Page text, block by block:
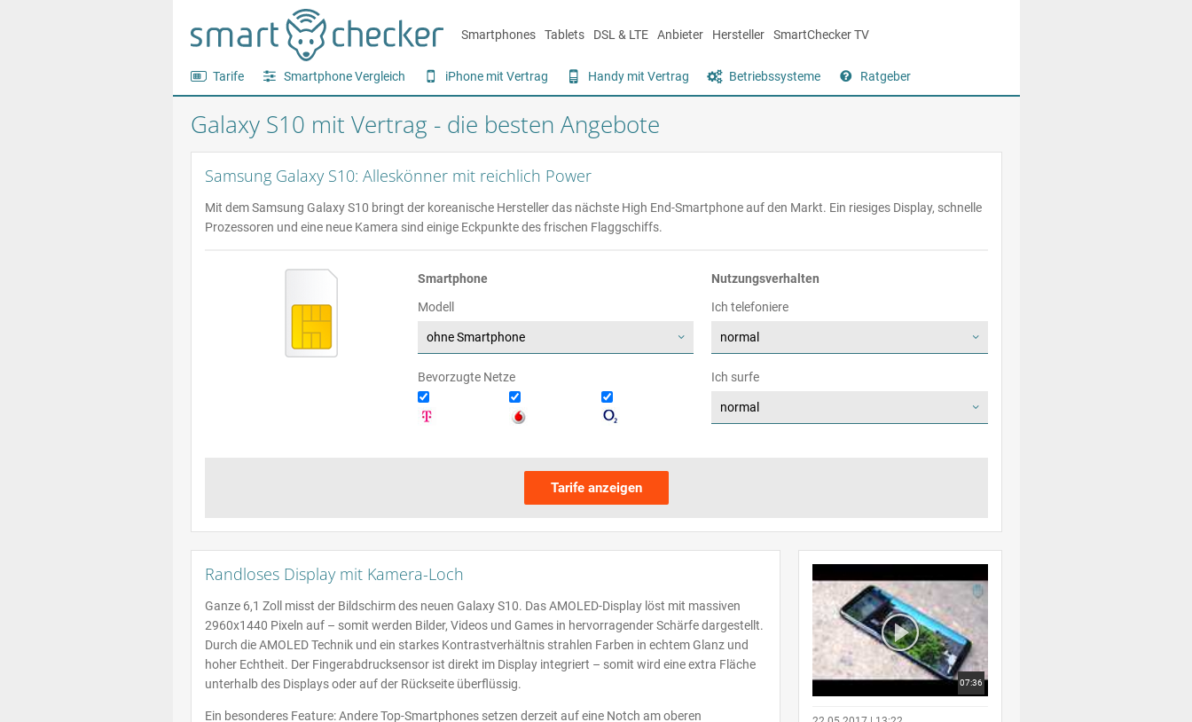
Smartphones Tablets DSL & LTE Anbieter Hersteller SmartChecker TV
Tarife Smartphone Vergleich iPhone mit Vertrag Handy mit Vertrag Betriebssysteme Ratgeber
Galaxy S10 mit Vertrag - die besten Angebote
Samsung Galaxy S10: Alleskönner mit reichlich Power
Mit dem Samsung Galaxy S10 bringt der koreanische Hersteller das nächste High End-Smartphone auf den Markt. Ein riesiges Display, schnelle
Prozessoren und eine neue Kamera sind einige Eckpunkte des frischen Flaggschiffs.
Smartphone
Modell
Bevorzugte Netze
Nutzungsverhalten
Ich telefoniere
Ich surfe
Tarife anzeigen
Randloses Display mit Kamera-Loch
Ganze 6,1 Zoll misst der Bildschirm des neuen Galaxy S10. Das AMOLED-Display löst mit massiven
2960x1440 Pixeln auf – somit werden Bilder, Videos und Games in hervorragender Schärfe dargestellt.
Durch die AMOLED Technik und ein starkes Kontrastverhältnis strahlen Farben in echtem Glanz und
hoher Echtheit. Der Fingerabdrucksensor ist direkt im Display integriert – somit wird eine extra Fläche
unterhalb des Displays oder auf der Rückseite überflüssig.
Ein besonderes Feature: Andere Top-Smartphones setzen derzeit auf eine Notch am oberen
07:36